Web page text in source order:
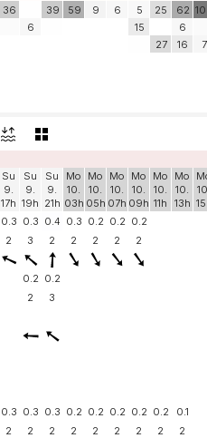
36
6
39 59 9 6
5
15
25
27
62
6
16
7
Su
9.
17h
Su
9.
19h
Su
9.
21h
Mo
10.
03h
Mo
10.
05h
Mo
10.
07h
Mo
10.
09h
Mo
10.
11h
Mo
10.
13h
0.3 0.3 0.4 0.3 0.2 0.2 0.2
2 3 2 2 2 2 2
0.2 0.2
2 3
0.3 0.3 0.3 0.2 0.2 0.2 0.2 0.2
0.1
2 2 2 2 2 2 2 2 2